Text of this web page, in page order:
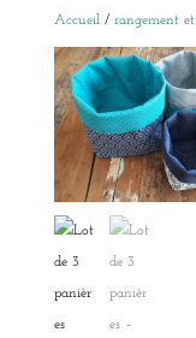
Accueil/ rangement